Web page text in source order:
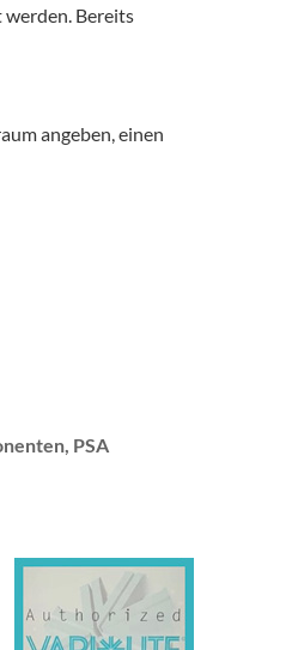
werden. Bereits
angeben, einen
, PSA